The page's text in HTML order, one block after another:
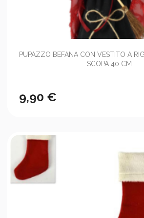
PUPAZZO BEFANA CON VESTITO A
SCOPA 40 CM
9,90 €